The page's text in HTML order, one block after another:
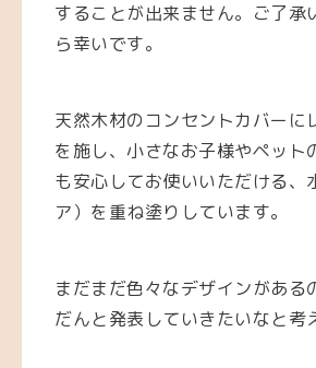
することが出来ません。ご了承
ら幸いです。
天然木材のコンセントカバーに
を施し、小さなお子様やペット
も安心してお使いいただける、
ア）を重ね塗りしています。
まだまだ色々なデザインがある
だんと発表していきたいなと